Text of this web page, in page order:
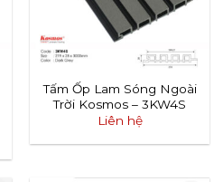
Tấm Ốp Lam Sóng Ngoài
Trời Kosmos – 3KW4S
Liên hệ